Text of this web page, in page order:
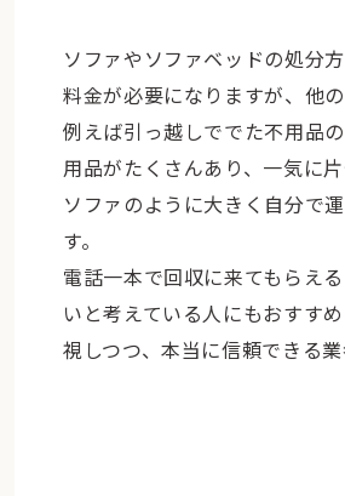
ソファやソファベッドの処分
料金が必要になりますが、他
例えば引っ越しででた不用品
用品がたくさんあり、一気に
ソファのように大きく自分で
す。
電話一本で回収に来てもらえ
いと考えている人にもおすす
視しつつ、本当に信頼できる